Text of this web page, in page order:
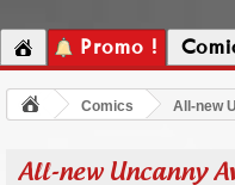
Promo !
Comics All-new
All-new Uncanny